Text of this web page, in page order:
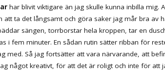
har blivit viktigare än jag skulle kunna inbilla
att ta det långsamt och göra saker jag mår bra av
sängen, torrborstar hela kroppen, tar en
i fem minuter. En sådan rutin sätter ribban för
med. Så jag fortsätter att vara närvarande, att
något kreativt, för att det är roligt och inte för att